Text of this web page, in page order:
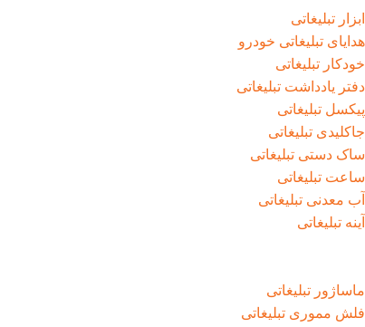
ابزار تبلیغاتی
هدایای تبلیغاتی خودرو
خودکار تبلیغاتی
دفتر یادداشت تبلیغاتی
پیکسل تبلیغاتی
جاکلیدی تبلیغاتی
ساک دستی تبلیغاتی
ساعت تبلیغاتی
آب معدنی تبلیغاتی
آینه تبلیغاتی
ماساژور تبلیغاتی
فلش مموری تبلیغاتی